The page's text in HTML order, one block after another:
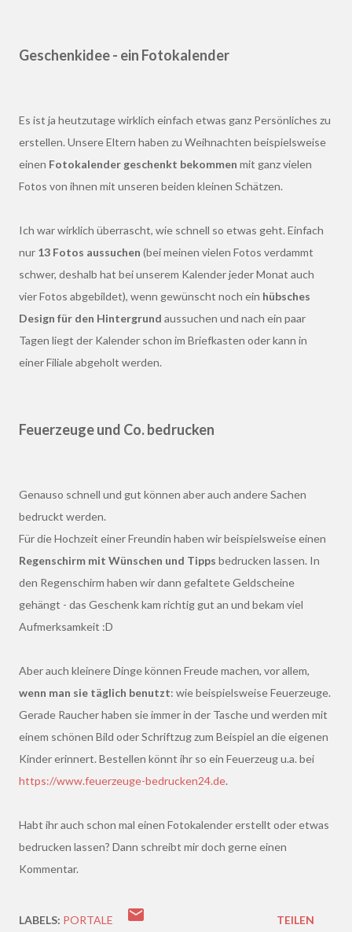
Geschenkidee - ein Fotokalender
Es ist ja heutzutage wirklich einfach etwas ganz Persönliches zu
erstellen. Unsere Eltern haben zu Weihnachten beispielsweise
einen Fotokalender geschenkt bekommen mit ganz vielen
Fotos von ihnen mit unseren beiden kleinen Schätzen.
Ich war wirklich überrascht, wie schnell so etwas geht. Einfach
nur 13 Fotos aussuchen (bei meinen vielen Fotos verdammt
schwer, deshalb hat bei unserem Kalender jeder Monat auch
vier Fotos abgebildet), wenn gewünscht noch ein hübsches
Design für den Hintergrund aussuchen und nach ein paar
Tagen liegt der Kalender schon im Briefkasten oder kann in
einer Filiale abgeholt werden.
Feuerzeuge und Co. bedrucken
Genauso schnell und gut können aber auch andere Sachen
bedruckt werden.
Für die Hochzeit einer Freundin haben wir beispielsweise einen
Regenschirm mit Wünschen und Tipps bedrucken lassen. In
den Regenschirm haben wir dann gefaltete Geldscheine
gehängt - das Geschenk kam richtig gut an und bekam viel
Aufmerksamkeit :D
Aber auch kleinere Dinge können Freude machen, vor allem,
wenn man sie täglich benutzt: wie beispielsweise Feuerzeuge.
Gerade Raucher haben sie immer in der Tasche und werden mit
einem schönen Bild oder Schriftzug zum Beispiel an die eigenen
Kinder erinnert. Bestellen könnt ihr so ein Feuerzeug u.a. bei
https://www.feuerzeuge-bedrucken24.de.
Habt ihr auch schon mal einen Fotokalender erstellt oder etwas
bedrucken lassen? Dann schreibt mir doch gerne einen
Kommentar.
LABELS: PORTALE TEILEN